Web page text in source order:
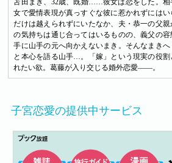
苫田まき、32歳、既婚……彼女は恋をした。相
女で愛情表現が真っすぐな彼に惹かれずには
だけは越えられずにいたなか、夫・恭一の父
の気持ちは通じ合ってはいるものの、義父の
手に山手の元へ向かえないまき。そんなまきへ
と本心を語る山手…。「嫁」という現実の役
れたい欲。葛藤が入り交じる婚外恋愛――。
子宮恋愛の提供中サービス